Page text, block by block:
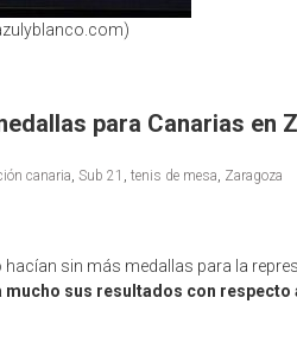
para Canarias en
canaria, Sub 21 , tenis de mesa, Zaragoza
sin más medallas para la
sus resultados con